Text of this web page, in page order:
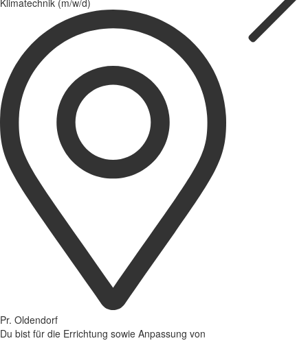
Klimatechnik (m/w/d)
Pr. Oldendorf
Du bist für die Errichtung sowie Anpassung von